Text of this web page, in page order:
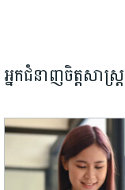
អ្នកជំនាញចិត្តសាស្រ្ត